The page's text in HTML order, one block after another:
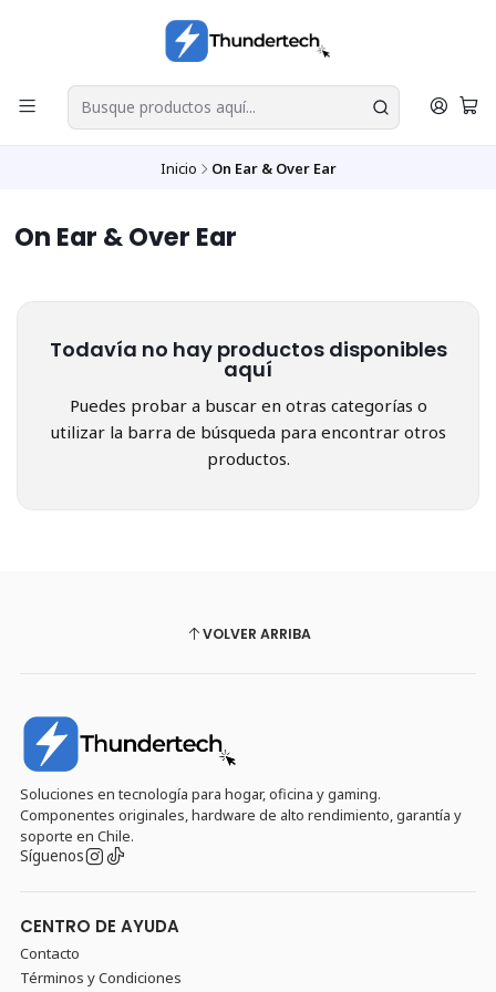
Inicio On Ear & Over Ear
On Ear & Over Ear
Todavía no hay productos disponibles
aquí
Puedes probar a buscar en otras categorías o
utilizar la barra de búsqueda para encontrar otros
productos.
VOLVER ARRIBA
Soluciones en tecnología para hogar, oficina y gaming.
Componentes originales, hardware de alto rendimiento, garantía y
soporte en Chile.
Síguenos
CENTRO DE AYUDA
Contacto
Términos y Condiciones